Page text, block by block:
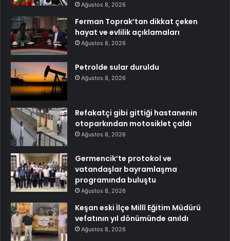
Ağustos 8, 2026
Ferman Toprak’tan dikkat çeken
hayat ve evlilik açıklamaları
Ağustos 8, 2026
Petrolde sular duruldu
Ağustos 8, 2026
Refakatçi gibi gittiği hastanenin
otoparkından motosiklet çaldı
Ağustos 8, 2026
Germencik’te protokol ve
vatandaşlar bayramlaşma
programında buluştu
Ağustos 8, 2026
Keşan eski İlçe Millî Eğitim Müdürü
vefatının yıl dönümünde anıldı
Ağustos 8, 2026